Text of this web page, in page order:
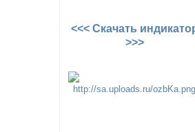
<<< Скачать
>>>